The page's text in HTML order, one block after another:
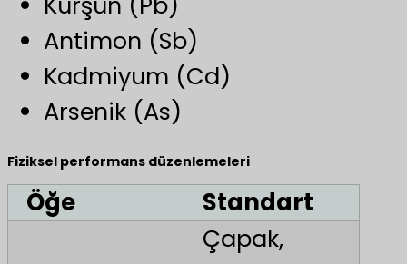
Antimon (Sb)
Kadmiyum (Cd)
Arsenik (As)
Fiziksel performans düzenlemeleri
Öğe
Standart
Çapak,